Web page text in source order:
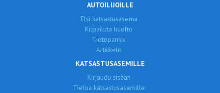
AUTOILIJOILLE
Etsi katsastusasema
Kilpailuta huolto
Tietopankki
Artikkelit
KATSASTUSASEMILLE
Kirjaudu sisään
Tietoa katsastusasemille